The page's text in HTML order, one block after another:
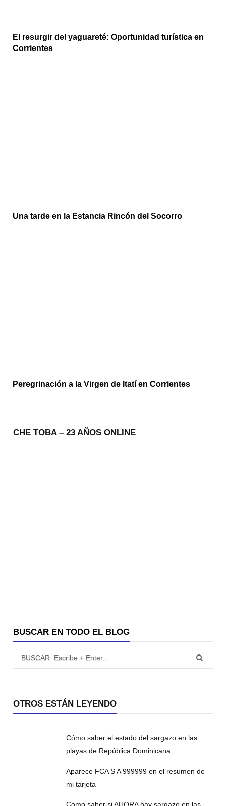
El resurgir del yaguareté: Oportunidad turística en
Corrientes
Una tarde en la Estancia Rincón del Socorro
Peregrinación a la Virgen de Itatí en Corrientes
CHE TOBA – 23 AÑOS ONLINE
BUSCAR EN TODO EL BLOG
OTROS ESTÁN LEYENDO
Cómo saber el estado del sargazo en las
playas de República Dominicana
Aparece FCA S A 999999 en el resumen de
mi tarjeta